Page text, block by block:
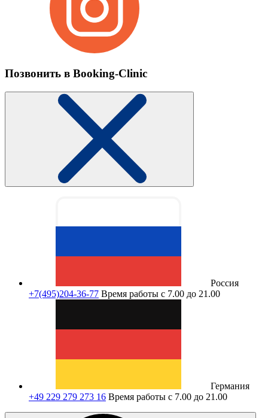
Позвонить в Booking-Clinic
Россия
+7(495)204-36-77 Время работы с 7.00 до 21.00
Германия
+49 229 279 273 16 Время работы с 7.00 до 21.00